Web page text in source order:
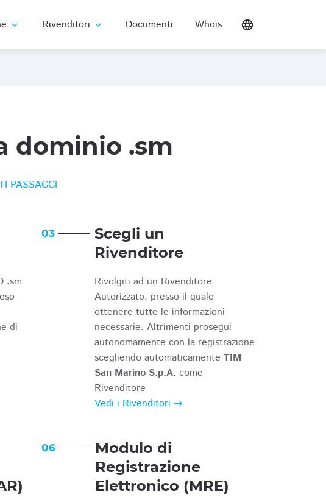
expand_more Rivenditori expand_more Documenti Whois language
dominio .sm
PASSAGGI
.sm
di
03
Scegli un
Rivenditore
Rivolgiti ad un Rivenditore
Autorizzato, presso il quale
ottenere tutte le informazioni
necessarie. Altrimenti prosegui
autonomamente con la registrazione
scegliendo automaticamente TIM
San Marino S.p.A. come
Rivenditore
Vedi i Rivenditori
06
Modulo di
Registrazione
Elettronico (MRE)